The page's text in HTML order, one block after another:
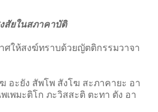
สัยในสภาคาบัติ
ศให้สงฆ์ทราบด้วยญัตติกรรมวาจา
อะยัง สัพโพ สังโฆ สะภาคายะ อา
เพมะติโก ภะวิสสะติ ตะทา ตัง อา